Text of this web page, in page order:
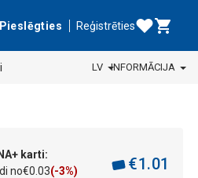
Pieslēgties Reģistrēties
LV INFORMĀCIJA
karti:
no€0 03(-3%) €1.01